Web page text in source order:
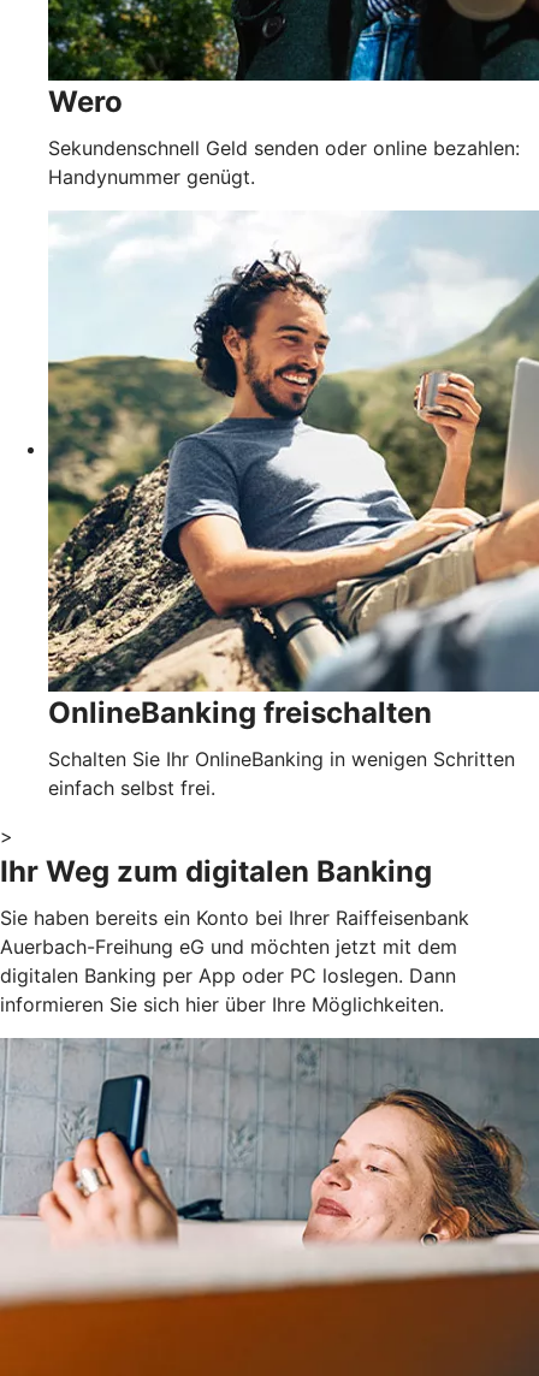
Wero
Sekundenschnell Geld senden oder online bezahlen:
Handynummer genügt.
OnlineBanking freischalten
Schalten Sie Ihr OnlineBanking in wenigen Schritten
einfach selbst frei.
>
Ihr Weg zum digitalen Banking
Sie haben bereits ein Konto bei Ihrer Raiffeisenbank
Auerbach-Freihung eG und möchten jetzt mit dem
digitalen Banking per App oder PC loslegen. Dann
informieren Sie sich hier über Ihre Möglichkeiten.